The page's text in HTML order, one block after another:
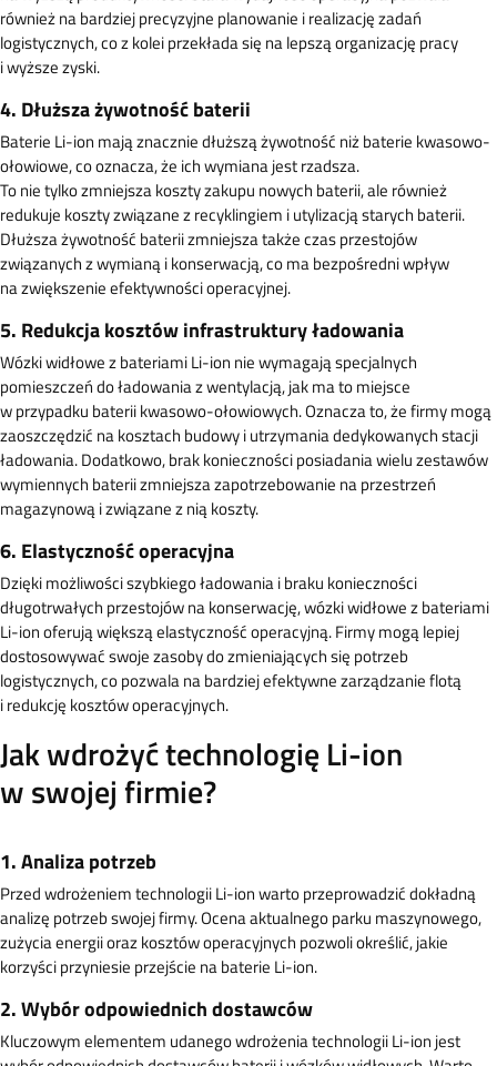
również na bardziej precyzyjne planowanie i realizację zadań
logistycznych, co z kolei przekłada się na lepszą organizację pracy
i wyższe zyski.
4. Dłuższa żywotność baterii
Baterie Li-ion mają znacznie dłuższą żywotność niż baterie kwasowo-
ołowiowe, co oznacza, że ich wymiana jest rzadsza.
To nie tylko zmniejsza koszty zakupu nowych baterii, ale również
redukuje koszty związane z recyklingiem i utylizacją starych baterii.
Dłuższa żywotność baterii zmniejsza także czas przestojów
związanych z wymianą i konserwacją, co ma bezpośredni wpływ
na zwiększenie efektywności operacyjnej.
5. Redukcja kosztów infrastruktury ładowania
Wózki widłowe z bateriami Li-ion nie wymagają specjalnych
pomieszczeń do ładowania z wentylacją, jak ma to miejsce
w przypadku baterii kwasowo-ołowiowych. Oznacza to, że firmy mogą
zaoszczędzić na kosztach budowy i utrzymania dedykowanych stacji
ładowania. Dodatkowo, brak konieczności posiadania wielu zestawów
wymiennych baterii zmniejsza zapotrzebowanie na przestrzeń
magazynową i związane z nią koszty.
6. Elastyczność operacyjna
Dzięki możliwości szybkiego ładowania i braku konieczności
długotrwałych przestojów na konserwację, wózki widłowe z bateriami
Li-ion oferują większą elastyczność operacyjną. Firmy mogą lepiej
dostosowywać swoje zasoby do zmieniających się potrzeb
logistycznych, co pozwala na bardziej efektywne zarządzanie flotą
i redukcję kosztów operacyjnych.
Jak wdrożyć technologię Li-ion
w swojej firmie?
1. Analiza potrzeb
Przed wdrożeniem technologii Li-ion warto przeprowadzić dokładną
analizę potrzeb swojej firmy. Ocena aktualnego parku maszynowego,
zużycia energii oraz kosztów operacyjnych pozwoli określić, jakie
korzyści przyniesie przejście na baterie Li-ion.
2. Wybór odpowiednich dostawców
Kluczowym elementem udanego wdrożenia technologii Li-ion jest